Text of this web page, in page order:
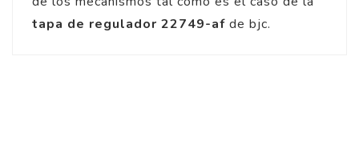
tapa de regulador 22749-af de bjc.